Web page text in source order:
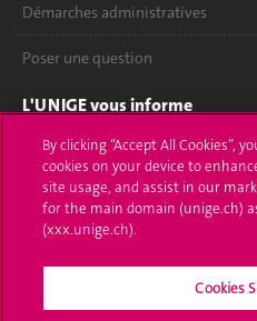
Démarches administratives
Poser une question
L'UNIGE vous informe
UNIGE Mobile
Médias
Offres d'emploi
By clicking “Accept All Cookies”,
cookies on your device to
site usage, and assist in our
for the main domain (unige.ch)
(xxx.unige.ch).
Cookies